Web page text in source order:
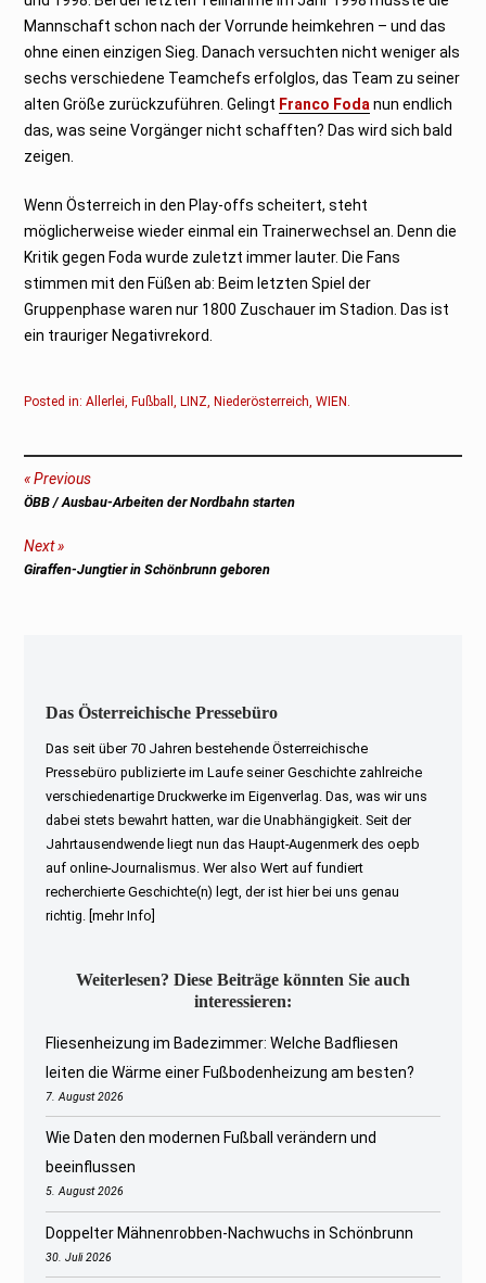
Mannschaft schon nach der Vorrunde heimkehren – und das
ohne einen einzigen Sieg. Danach versuchten nicht weniger als
sechs verschiedene Teamchefs erfolglos, das Team zu seiner
alten Größe zurückzuführen. Gelingt Franco Foda nun endlich
das, was seine Vorgänger nicht schafften? Das wird sich bald
zeigen.
Wenn Österreich in den Play-offs scheitert, steht
möglicherweise wieder einmal ein Trainerwechsel an. Denn die
Kritik gegen Foda wurde zuletzt immer lauter. Die Fans
stimmen mit den Füßen ab: Beim letzten Spiel der
Gruppenphase waren nur 1800 Zuschauer im Stadion. Das ist
ein trauriger Negativrekord.
Posted in:Allerlei,Fußball,LINZ,Niederösterreich,WIEN.
Beitragsnavigation
Previous
Previous
ÖBB / Ausbau-Arbeiten der Nordbahn starten
Next
Next
Giraffen-Jungtier in Schönbrunn geboren
Das Österreichische Pressebüro
Das seit über 70 Jahren bestehende Österreichische
Pressebüro publizierte im Laufe seiner Geschichte zahlreiche
verschiedenartige Druckwerke im Eigenverlag. Das, was wir uns
dabei stets bewahrt hatten, war die Unabhängigkeit. Seit der
Jahrtausendwende liegt nun das Haupt-Augenmerk des oepb
auf online-Journalismus. Wer also Wert auf fundiert
recherchierte Geschichte(n) legt, der ist hier bei uns genau
richtig.
[mehr Info]
Weiterlesen? Diese Beiträge könnten Sie auch
interessieren:
Fliesenheizung im Badezimmer: Welche Badfliesen
leiten die Wärme einer Fußbodenheizung am besten?
7. August 2026
Wie Daten den modernen Fußball verändern und
beeinflussen
5. August 2026
Doppelter Mähnenrobben-Nachwuchs in Schönbrunn
30. Juli 2026